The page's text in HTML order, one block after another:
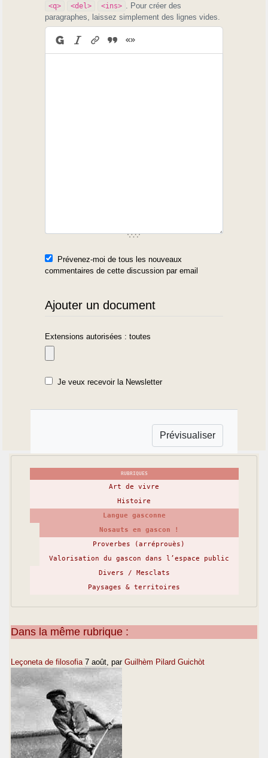
<q> <del> <ins>
. Pour créer des
paragraphes, laissez simplement des lignes vides.
Prévenez-moi de tous les nouveaux
commentaires de cette discussion par email
Ajouter un document
Extensions autorisées : toutes
Je veux recevoir la Newsletter
RUBRIQUES
Art de vivre
Histoire
Langue gasconne
Nosauts en gascon !
Proverbes (arréprouès)
Valorisation du gascon dans l’espace public
Divers / Mesclats
Paysages & territoires
Dans la même rubrique :
Leçoneta de filosofia 7 août , par Guilhèm Pilard Guichòt